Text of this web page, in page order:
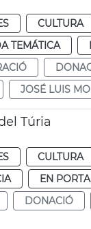
CULTURA
TEMÁTICA
JOSÉ LUIS
Túria
CULTURA
EN
DONACIÓ